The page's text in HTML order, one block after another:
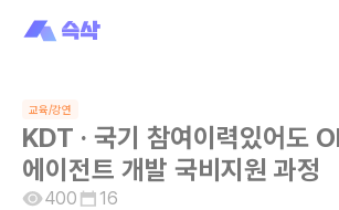
교육/강연
KDT · 국기 참여이력있어도
에이전트 개발 국비지원 과정
400
16